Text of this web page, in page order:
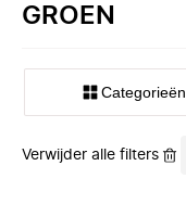
GROEN
Categorieën
Verwijder alle filters